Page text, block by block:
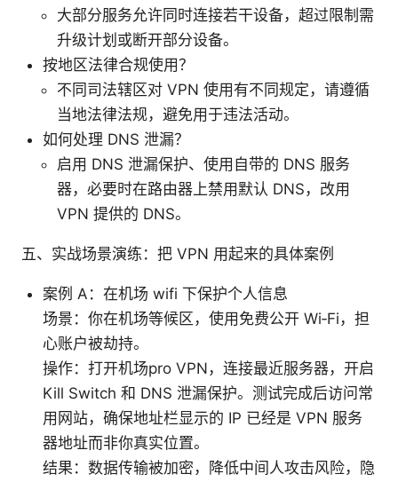
大部分服务允许同时连接若干设备，超过限制需
升级计划或断开部分设备。
按地区法律合规使用？
不同司法辖区对 VPN 使用有不同规定，请遵循
当地法律法规，避免用于违法活动。
如何处理 DNS 泄漏？
启用 DNS 泄漏保护、使用自带的 DNS 服务
器，必要时在路由器上禁用默认 DNS，改用
VPN 提供的 DNS。
五、实战场景演练：把 VPN 用起来的具体案例
案例 A：在机场 wifi 下保护个人信息
场景：你在机场等候区，使用免费公开 Wi‑Fi，担
心账户被劫持。
操作：打开机场pro VPN，连接最近服务器，开启
Kill Switch 和 DNS 泄漏保护。测试完成后访问常
用网站，确保地址栏显示的 IP 已经是 VPN 服务
器地址而非你真实位置。
结果：数据传输被加密，降低中间人攻击风险，隐